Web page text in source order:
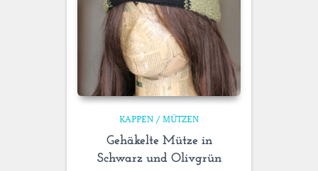
KAPPEN / MÜTZEN
Gehäkelte Mütze in
Schwarz und Olivgrün